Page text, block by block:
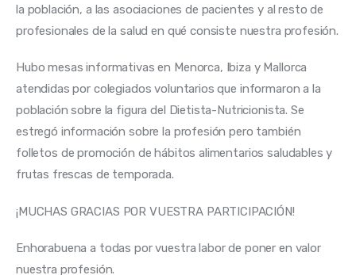
la población, a las asociaciones de pacientes y al resto de
profesionales de la salud en qué consiste nuestra profesión.
Hubo mesas informativas en Menorca, Ibiza y Mallorca
atendidas por colegiados voluntarios que informaron a la
población sobre la figura del Dietista-Nutricionista. Se
estregó información sobre la profesión pero también
folletos de promoción de hábitos alimentarios saludables y
frutas frescas de temporada.
¡MUCHAS GRACIAS POR VUESTRA PARTICIPACIÓN!
Enhorabuena a todas por vuestra labor de poner en valor
nuestra profesión.